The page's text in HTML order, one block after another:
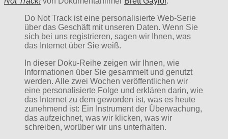
Do Not Track ist eine personalisierte Web-Serie
über das Geschäft mit unseren Daten. Wenn Sie
sich bei uns registrieren, sagen wir Ihnen, was
das Internet über Sie weiß.
In dieser Doku-Reihe zeigen wir Ihnen, wie
Informationen über Sie gesammelt und genutzt
werden. Alle zwei Wochen veröffentlichen wir
eine personalisierte Folge und erklären darin, wie
das Internet zu dem geworden ist, was es heute
zunehmend ist: Ein Instrument der Überwachung,
das aufzeichnet, was wir klicken, was wir
schreiben, worüber wir uns unterhalten.